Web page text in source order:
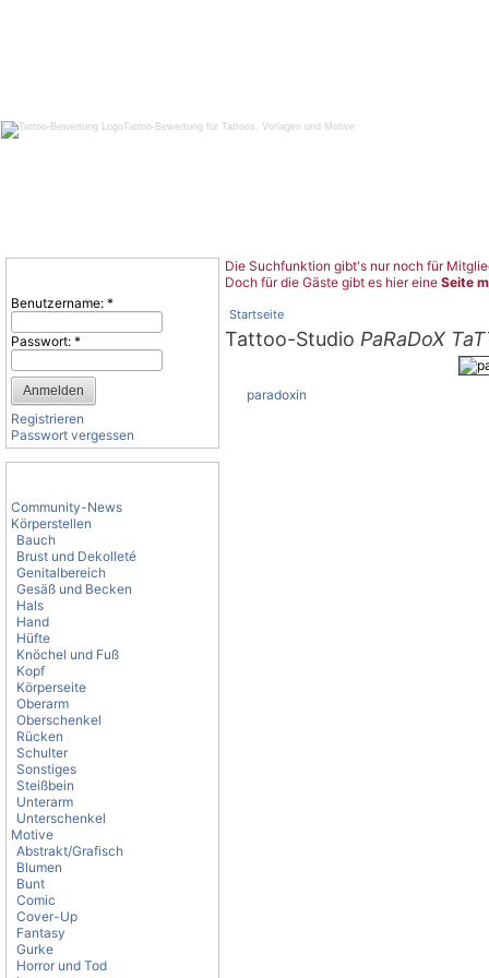
Tattoo-Bewertung für Tattoos, Vorlagen und Motive
Benutzername: *
Passwort: *
Registrieren
Passwort vergessen
Community-News
Körperstellen
Bauch
Brust und Dekolleté
Genitalbereich
Gesäß und Becken
Hals
Hand
Hüfte
Knöchel und Fuß
Kopf
Körperseite
Oberarm
Oberschenkel
Rücken
Schulter
Sonstiges
Steißbein
Unterarm
Unterschenkel
Motive
Abstrakt/Grafisch
Blumen
Bunt
Comic
Cover-Up
Fantasy
Gurke
Horror und Tod
Die Suchfunktion gibt's nur noch für
Doch für die Gäste gibt es hier eine Seite
Startseite
Tattoo-Studio PaRaDoX
paradoxin